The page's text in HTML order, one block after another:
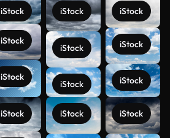
iStock
iStock
iStock
iStock
iStock
iStock
iStock
iStock
iStock
iStock
iStock
iStock